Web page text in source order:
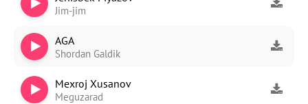
Jim-jim
AGA
Shordan Galdik
Mexroj Xusanov
Meguzarad